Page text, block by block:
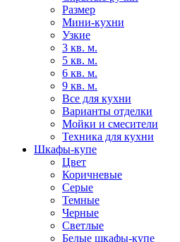
Размер
Мини-кухни
Узкие
3 кв. м.
5 кв. м.
6 кв. м.
9 кв. м.
Все для кухни
Варианты отделки
Мойки и смесители
Техника для кухни
Шкафы-купе
Цвет
Коричневые
Серые
Темные
Черные
Светлые
Белые шкафы-купе